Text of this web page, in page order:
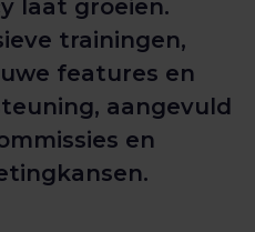
laat groeien.
trainingen,
features en
aangevuld
en